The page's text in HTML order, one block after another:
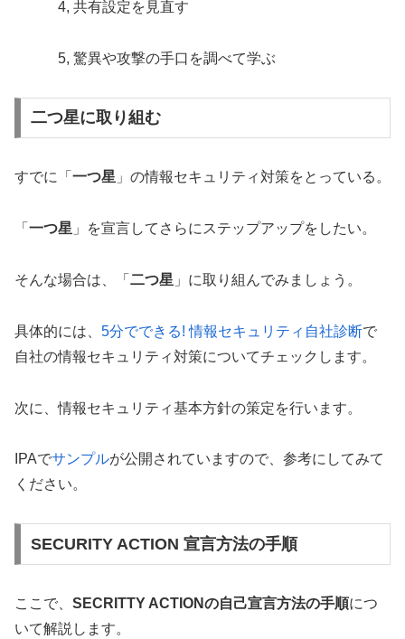
4, 共有設定を見直す
5, 驚異や攻撃の手口を調べて学ぶ
二つ星に取り組む
すでに「 一つ星 」の情報セキュリティ対策をとっている。
「 一つ星 」を宣言してさらにステップアップをしたい。
そんな場合は、「 二つ星 」に取り組んでみましょう。
具体的には、 5分でできる! 情報セキュリティ自社診断で
自社の情報セキュリティ対策についてチェックします。
次に、情報セキュリティ基本方針の策定を行います。
IPAでサンプルが公開されていますので、参考にしてみて
ください。
SECURITY ACTION 宣言方法の手順
ここで、 SECRITTY ACTIONの自己宣言方法の手順につ
いて解説します。